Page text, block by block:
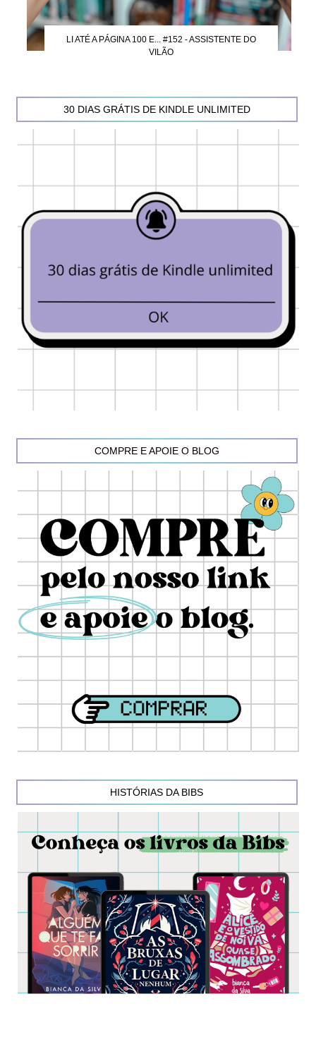
LI ATÉ A PÁGINA 100 E... #152 - ASSISTENTE DO
VILÃO
30 DIAS GRÁTIS DE KINDLE UNLIMITED
COMPRE E APOIE O BLOG
HISTÓRIAS DA BIBS